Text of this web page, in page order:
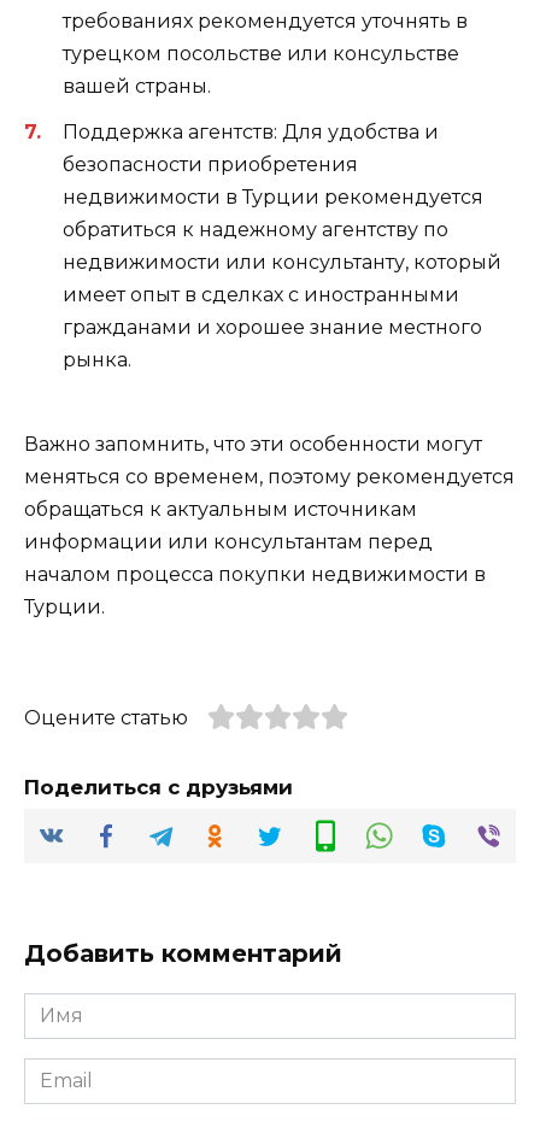
требованиях рекомендуется уточнять в
турецком посольстве или консульстве
вашей страны.
Поддержка агентств: Для удобства и
безопасности приобретения
недвижимости в Турции рекомендуется
обратиться к надежному агентству по
недвижимости или консультанту, который
имеет опыт в сделках с иностранными
гражданами и хорошее знание местного
рынка.
Важно запомнить, что эти особенности могут
меняться со временем, поэтому рекомендуется
обращаться к актуальным источникам
информации или консультантам перед
началом процесса покупки недвижимости в
Турции.
Оцените статью
Поделиться с друзьями
Добавить комментарий
Имя
*
Email
*